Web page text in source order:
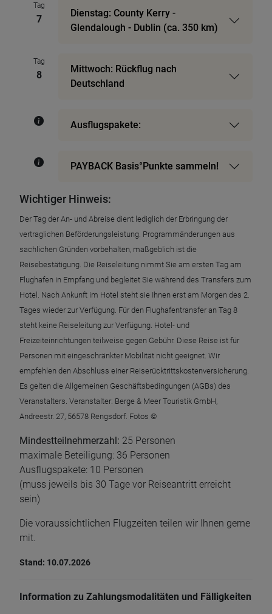
Tag
7
Dienstag: County Kerry -
Glendalough - Dublin (ca. 350 km)
Tag
8
Mittwoch: Rückflug nach
Deutschland
Ausflugspakete:
PAYBACK Basis°Punkte sammeln!
Wichtiger Hinweis:
Der Tag der An- und Abreise dient lediglich der Erbringung der
vertraglichen Beförderungsleistung. Programmänderungen aus
sachlichen Gründen vorbehalten, maßgeblich ist die
Reisebestätigung. Die Reiseleitung nimmt Sie am ersten Tag am
Flughafen in Empfang und begleitet Sie während des Transfers zum
Hotel. Nach Ankunft im Hotel steht sie Ihnen erst am Morgen des 2.
Tages wieder zur Verfügung. Für den Flughafentransfer an Tag 8
steht keine Reiseleitung zur Verfügung. Hotel- und
Freizeiteinrichtungen teilweise gegen Gebühr. Diese Reise ist für
Personen mit eingeschränkter Mobilität nicht geeignet. Wir
empfehlen den Abschluss einer Reiserücktrittskostenversicherung.
Es gelten die Allgemeinen Geschäftsbedingungen (AGBs) des
Veranstalters. Veranstalter: Berge & Meer Touristik GmbH,
Andreestr. 27, 56578 Rengsdorf. Fotos ©
Mindestteilnehmerzahl: 25 Personen
maximale Beteiligung: 36 Personen
Ausflugspakete: 10 Personen
(muss jeweils bis 30 Tage vor Reiseantritt erreicht
sein)
Die voraussichtlichen Flugzeiten teilen wir Ihnen gerne
mit.
Stand: 10.07.2026
Information zu Zahlungsmodalitäten und Fälligkeiten